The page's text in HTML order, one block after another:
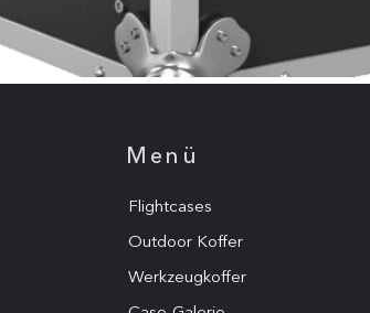
Menü
Flightcases
Outdoor Koffer
Werkzeugkoffer